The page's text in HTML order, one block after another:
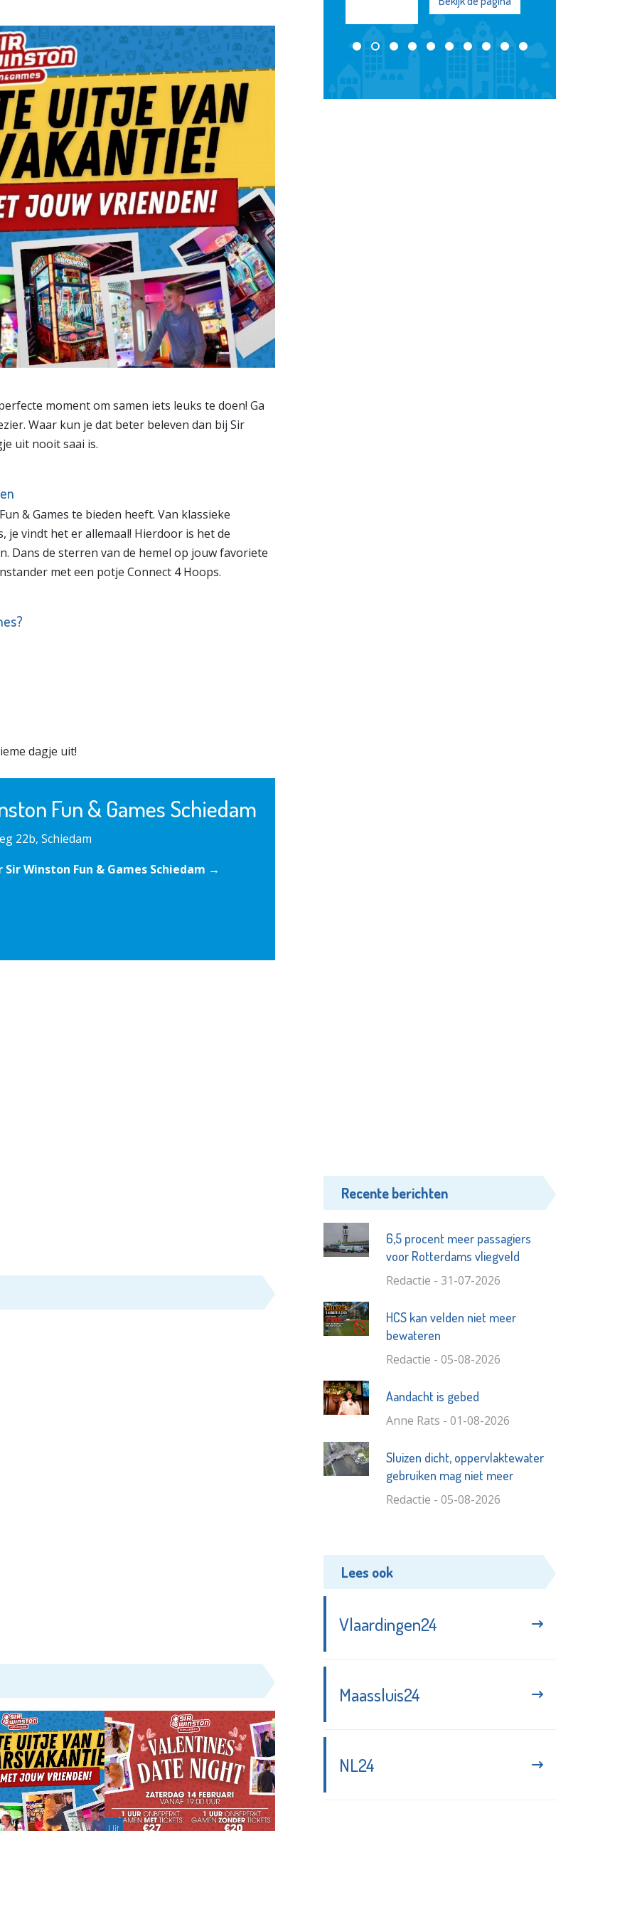
moment om samen iets leuks te doen! Ga
Waar kun je dat beter beleven dan bij Sir
uit nooit saai is.
& Games te bieden heeft. Van klassieke
vindt het er allemaal! Hierdoor is het de
Dans de sterren van de hemel op jouw favoriete
met een potje Connect 4 Hoops.
dagje uit!
Fun & Games Schiedam
22b, Schiedam
Sir Winston Fun & Games Schiedam →
Uit
Bekijk de pagina
Recente berichten
6,5 procent meer passagiers
voor Rotterdams vliegveld
Redactie - 31-07-2026
HCS kan velden niet meer
bewateren
Redactie - 05-08-2026
Aandacht is gebed
Anne Rats - 01-08-2026
Sluizen dicht, oppervlaktewater
gebruiken mag niet meer
Redactie - 05-08-2026
Lees ook
Vlaardingen24
Maassluis24
NL24